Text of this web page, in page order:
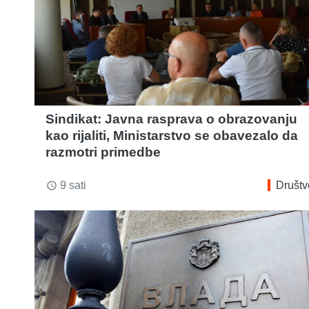
Sindikat: Javna rasprava o obrazovanju
kao rijaliti, Ministarstvo se obavezalo da
razmotri primedbe
access_time 9 sati